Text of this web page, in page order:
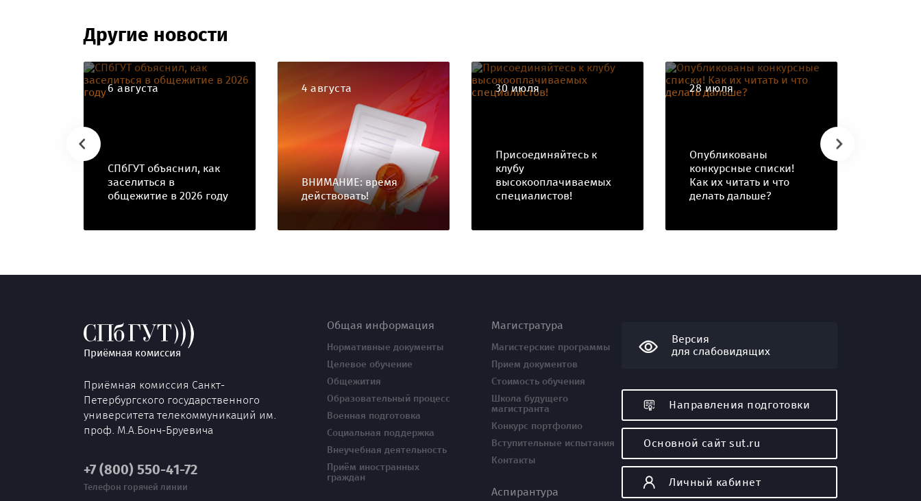
Другие новости
6 августа
СПбГУТ объяснил, как
заселиться в
общежитие в 2026 году
4 августа
ВНИМАНИЕ: время
действовать!
30 июля
Присоединяйтесь к
клубу
высокооплачиваемых
специалистов!
28 июля
Опубликованы
конкурсные списки!
Как их читать и что
делать дальше?
Приёмная комиссия
Приёмная комиссия Санкт-
Петербургского государственного
университета телекоммуникаций им.
проф. М.А.Бонч-Бруевича
+7 (800) 550-41-72
Телефон горячей линии
Общая информация
Нормативные документы
Целевое обучение
Общежития
Образовательный процесс
Военная подготовка
Социальная поддержка
Внеучебная деятельность
Приём иностранных
граждан
Магистратура
Магистерские программы
Прием документов
Стоимость обучения
Школа будущего
магистранта
Конкурс портфолио
Вступительные испытания
Контакты
Аспирантура
Версия
для слабовидящих
Направления подготовки
Основной сайт sut.ru
Личный кабинет